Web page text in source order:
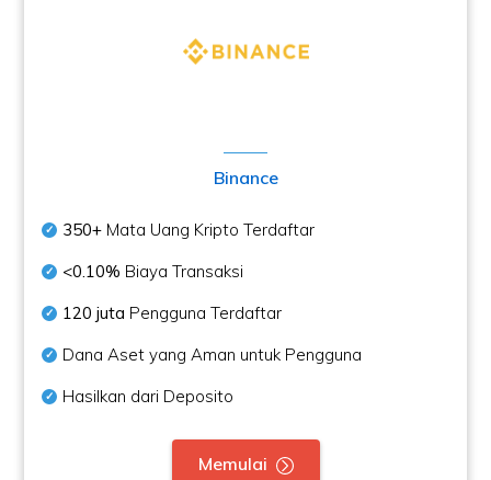
Binance
350+ Mata Uang Kripto Terdaftar
<0.10% Biaya Transaksi
120 juta Pengguna Terdaftar
Dana Aset yang Aman untuk Pengguna
Hasilkan dari Deposito
Memulai